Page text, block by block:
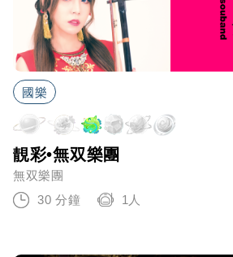
國樂
靚彩•無双樂團
無双樂團
30 分鐘
1人